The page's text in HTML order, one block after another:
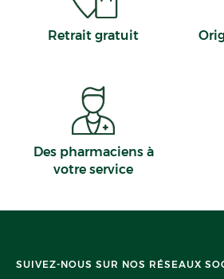
Retrait gratuit
Des pharmaciens à
votre service
SUIVEZ-NOUS SUR NOS RÉSEAUX